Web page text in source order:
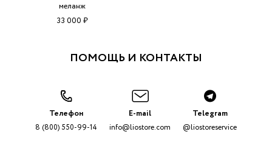
меланж
33 000 ₽
ПОМОЩЬ И КОНТАКТЫ
Телефон
8 (800) 550-99-14
E-mail
info@liostore.com
Telegram
@liostoreservice